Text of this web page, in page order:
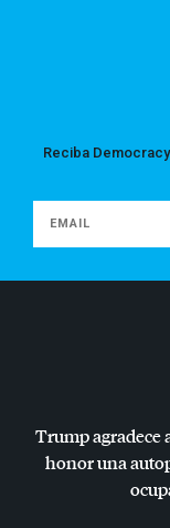
Reciba
Trump agradece
honor una